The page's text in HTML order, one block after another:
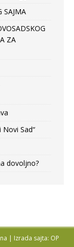
SAJMA
ZA
Sad“
dovoljno?
| Izrada sajta: OP